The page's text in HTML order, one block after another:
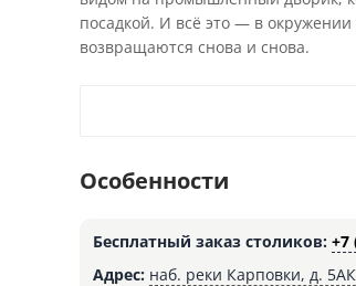
посадкой. И всё это — в
возвращаются снова и снова.
Особенности
Бесплатный заказ столиков: +7
Адрес: наб. реки Карповки, д. 5АК